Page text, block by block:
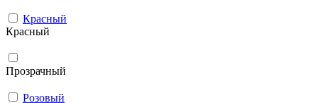
Красный
Красный
Прозрачный
Розовый